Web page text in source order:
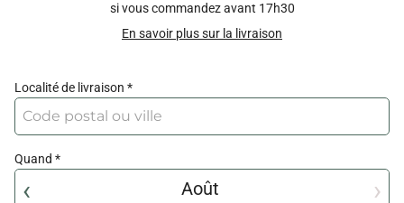
si vous commandez avant 17h30
En savoir plus sur la livraison
Localité de livraison
Quand
‹ ›
Août